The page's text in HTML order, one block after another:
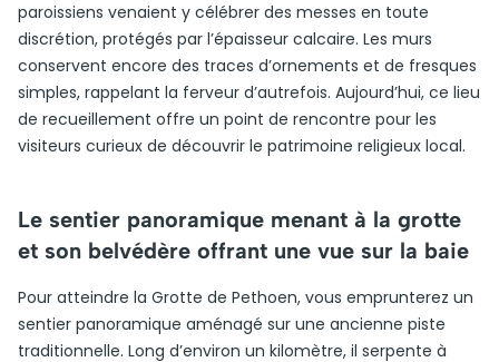
paroissiens venaient y célébrer des messes en toute
discrétion, protégés par l’épaisseur calcaire. Les murs
conservent encore des traces d’ornements et de fresques
simples, rappelant la ferveur d’autrefois. Aujourd’hui, ce lieu
de recueillement offre un point de rencontre pour les
visiteurs curieux de découvrir le patrimoine religieux local.
Le sentier panoramique menant à la grotte
et son belvédère offrant une vue sur la baie
Pour atteindre la Grotte de Pethoen, vous emprunterez un
sentier panoramique aménagé sur une ancienne piste
traditionnelle. Long d’environ un kilomètre, il serpente à